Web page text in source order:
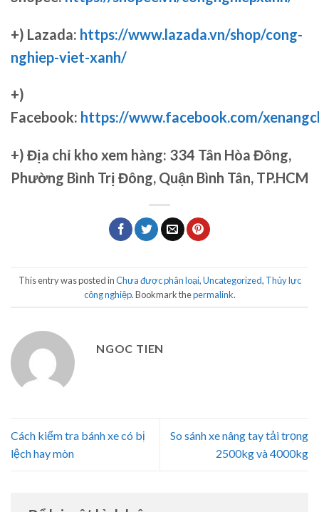
+) Lazada: https://www.lazada.vn/shop/cong-
nghiep-viet-xanh/
+)
Facebook: https://www.facebook.com/
+) Địa chỉ kho xem hàng: 334 Tân Hòa Đông,
Phường Bình Trị Đông, Quận Bình Tân, TP.HCM
This entry was posted inChưa được phân loại,Uncategorized, Thủy lực
công nghiệp. Bookmark thepermalink.
NGOC TIEN
Cách kiểm tra bánh xe có bị
lệch hay mòn
So sánh xe nâng tay tải trọng
2500kg và 4000kg